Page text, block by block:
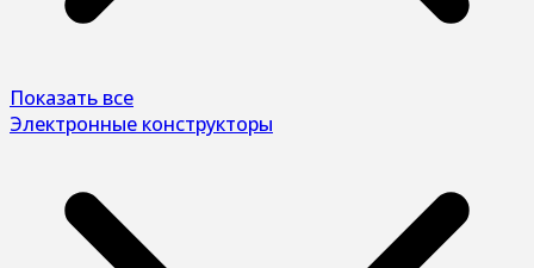
Показать все
Электронные конструкторы